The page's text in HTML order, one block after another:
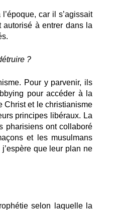
car il s’agissait
autorisé à entrer dans la
?
Pour y parvenir, ils
pour accéder à la
Christ et le christianisme
principes libéraux. La
pharisiens ont collaboré
et les musulmans
que leur plan ne
selon laquelle la